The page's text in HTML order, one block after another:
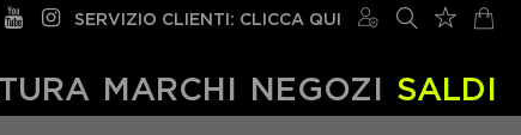
SERVIZIO CLIENTI: CLICCA QUI
MARCHI NEGOZI SALDI